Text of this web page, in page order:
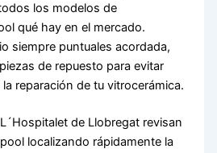
los modelos de
qué hay en el mercado.
siempre puntuales acordada,
de repuesto para evitar
reparación de tu vitrocerámica.
de Llobregat revisan
localizando rápidamente la